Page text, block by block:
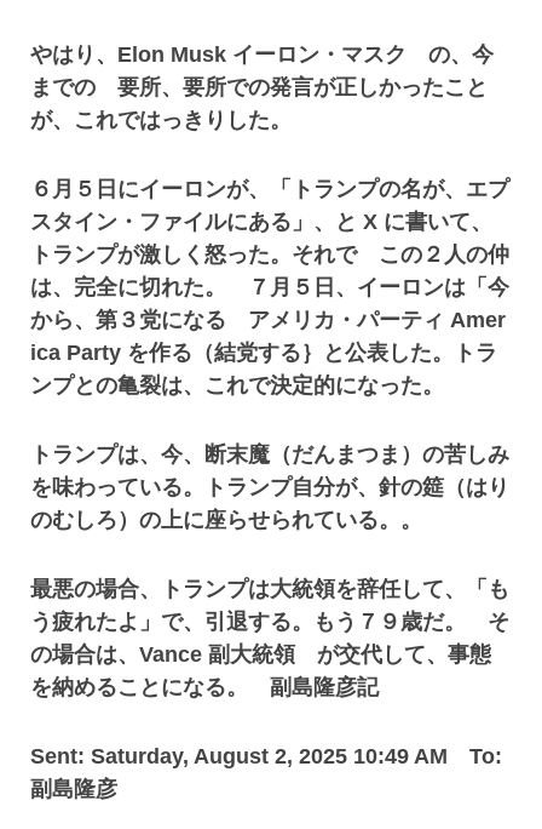
やはり、Elon Musk イーロン・マスク の、今
までの 要所、要所での発言が正しかったこと
が、これではっきりした。
６月５日にイーロンが、「トランプの名が、エプ
スタイン・ファイルにある」、と X に書いて、
トランプが激しく怒った。それで この２人の仲
は、完全に切れた。 ７月５日、イーロンは「今
から、第３党になる アメリカ・パーティ Amer
ica Party を作る（結党する｝と公表した。トラ
ンプとの亀裂は、これで決定的になった。
トランプは、今、断末魔（だんまつま）の苦しみ
を味わっている。トランプ自分が、針の筵（はり
のむしろ）の上に座らせられている。。
最悪の場合、トランプは大統領を辞任して、「も
う疲れたよ」で、引退する。もう７９歳だ。 そ
の場合は、Vance 副大統領 が交代して、事態
を納めることになる。 副島隆彦記
Sent: Saturday, August 2, 2025 10:49 AM To:
副島隆彦